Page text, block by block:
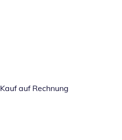
Kauf auf Rechnung